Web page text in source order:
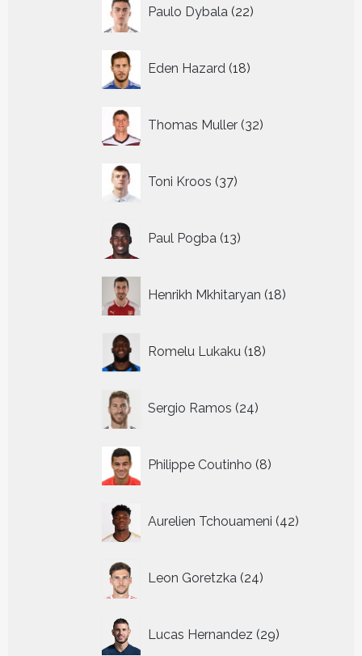
Paulo Dybala 22
producten
Eden Hazard 18
producten
Thomas Muller 32
producten
Toni Kroos 37
producten
Paul Pogba 13
producten
Henrikh Mkhitaryan 18
producten
Romelu Lukaku 18
producten
Sergio Ramos 24
producten
Philippe Coutinho 8
producten
Aurelien Tchouameni 42
producten
Leon Goretzka 24
producten
Lucas Hernandez 29
producten